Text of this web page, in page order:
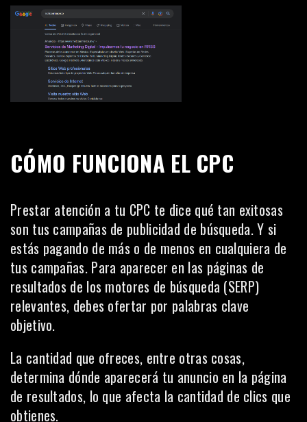
CÓMO FUNCIONA EL CPC
Prestar atención a tu CPC te dice qué tan exitosas
son tus campañas de publicidad de búsqueda. Y si
estás pagando de más o de menos en cualquiera de
tus campañas. Para aparecer en las páginas de
resultados de los motores de búsqueda (SERP)
relevantes, debes ofertar por palabras clave
objetivo.
La cantidad que ofreces, entre otras cosas,
determina dónde aparecerá tu anuncio en la página
de resultados, lo que afecta la cantidad de clics que
obtienes.